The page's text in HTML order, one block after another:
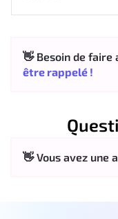
👋 Besoin de faire
être rappelé !
👋 Vous avez une